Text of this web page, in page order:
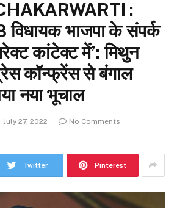
:
विधायक भाजपा के संपर्क
कांटेक्ट में’: मिथुन
कॉन्फ्रेंस से बंगाल
नया भूचाल
July 27, 2022
No Comments
Twitter Pinterest